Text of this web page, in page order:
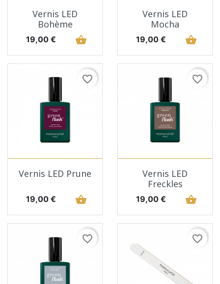
Vernis LED
Bohème
Prix
19,00 € shopping_basket
Vernis LED
Mocha
Prix
19,00 € shopping_basket
favorite_border
Vernis LED Prune
Prix
19,00 € shopping_basket
favorite_border
Vernis LED
Freckles
Prix
19,00 € shopping_basket
favorite_border favorite_border